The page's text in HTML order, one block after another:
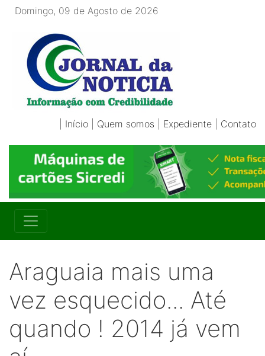
Domingo, 09 de Agosto de 2026
Início Quem somos Expediente Contato
Araguaia mais uma
vez esquecido... Até
quando ! 2014 já vem